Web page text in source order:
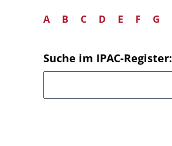
A B C D E F G
Suche im IPAC-Register: